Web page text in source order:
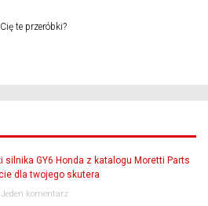
te przeróbki?
silnika GY6 Honda z katalogu Moretti Parts
dla twojego skutera
Jeden komentarz